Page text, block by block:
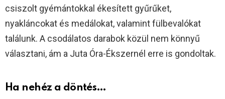
csiszolt gyémántokkal ékesített gyűrűket,
nyakláncokat és medálokat, valamint fülbevalókat
találunk. A csodálatos darabok közül nem könnyű
választani, ám a Juta Óra-Ékszernél erre is gondoltak.
Ha nehéz a döntés…